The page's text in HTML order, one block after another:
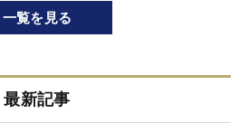
一覧を見る
最新記事